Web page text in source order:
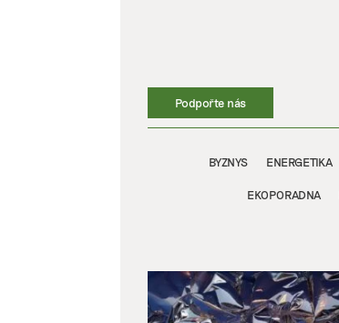
Podpořte nás
BYZNYS ENERGETIKA
EKOPORADNA